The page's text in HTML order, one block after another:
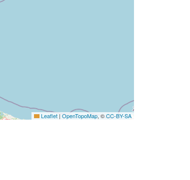
Leaflet | OpenTopoMap, ©CC-BY-SA